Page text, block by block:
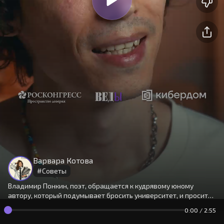
Варвара Котова
#Советы
Владимир Понкин, поэт, обращается к кудрявому юному
автору, который подумывает бросить университет, и просит
его как можно скорее подружиться со своим «внутренним
ребенком».
0:00 / 2:55
На сайте используются cookies.
Продолжая использовать сайт,
вы принимаетеусловия
Окей